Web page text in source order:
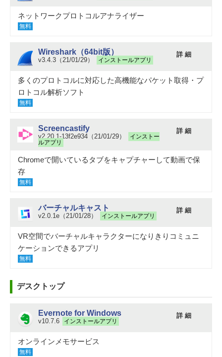
ネットワークプロトコルアナライザー
無料
Wireshark（64bit版）
v3.4.3（21/01/29） インストールアプリ
詳 細
多くのプロトコルに対応した高機能なパケット取得・プ
ロトコル解析ソフト
無料
Screencastify
v2.20.1-13f2e934（21/01/29）
インストー
ルアプリ
詳 細
Chromeで開いているタブをキャプチャーして動画で保
存
無料
バーチャルキャスト
v2.0.1e（21/01/28） インストールアプリ
詳 細
VR空間でバーチャルキャラクターになりきりコミュニ
ケーションできるアプリ
無料
デスクトップ
Evernote for Windows
v10.7.6 インストールアプリ
詳 細
オンラインメモサービス
無料